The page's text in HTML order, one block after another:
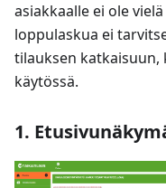
asiakkaalle ei ole
loppulaskua ei
tilauksen katkaisuun,
käytössä.
1.